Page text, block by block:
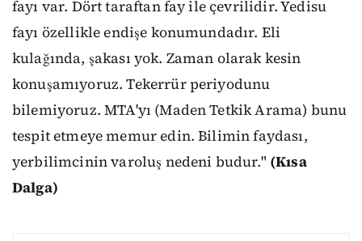
fayı var. Dört taraftan fay ile çevrilidir. Yedisu
fayı özellikle endişe konumundadır. Eli
kulağında, şakası yok. Zaman olarak kesin
konuşamıyoruz. Tekerrür periyodunu
bilemiyoruz. MTA'yı (Maden Tetkik Arama) bunu
tespit etmeye memur edin. Bilimin faydası,
yerbilimcinin varoluş nedeni budur." (Kısa
Dalga)